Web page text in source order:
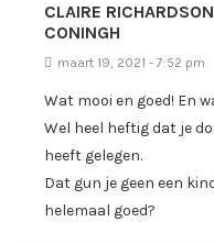
CLAIRE
CONINGH
maart 19, 2021 - 7:52 pm
Wat mooi en goed! En
Wel heel heftig dat je
heeft gelegen.
Dat gun je geen een
helemaal goed?